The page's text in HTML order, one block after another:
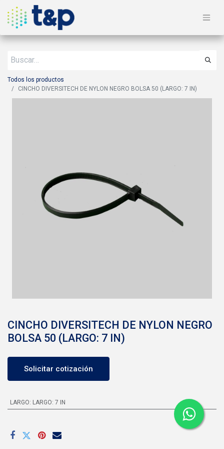
Todos los productos
CINCHO DIVERSITECH DE NYLON NEGRO BOLSA 50 (LARGO: 7 IN)
CINCHO DIVERSITECH DE NYLON NEGRO
BOLSA 50 (LARGO: 7 IN)
Solicitar cotización
LARGO: LARGO: 7 IN